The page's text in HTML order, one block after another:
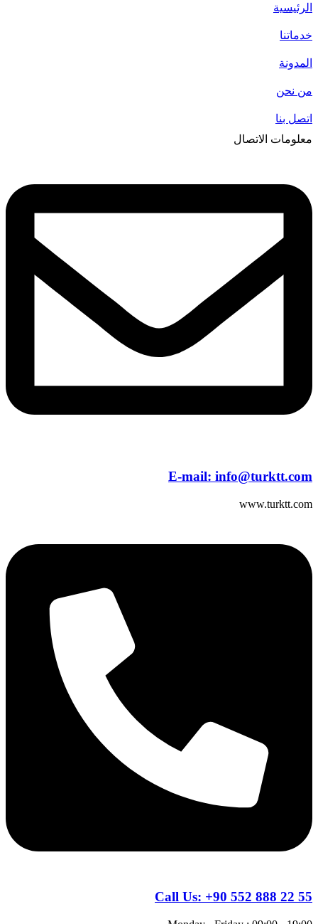
الرئيسية
خدماتنا
المدونة
من نحن
اتصل بنا
معلومات الاتصال
E-mail: info@turktt.com
www.turktt.com
Call Us: +90 552 888 22 55